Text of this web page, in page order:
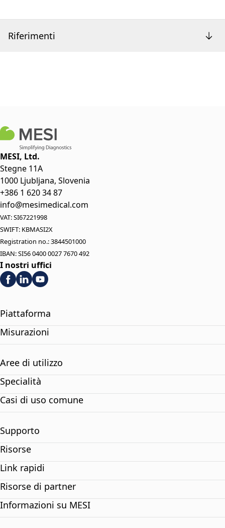
Riferimenti
MESI, Ltd.
Stegne 11A
1000 Ljubljana, Slovenia
+386 1 620 34 87
info@mesimedical.com
VAT: SI67221998
SWIFT: KBMASI2X
Registration no.: 3844501000
IBAN: SI56 0400 0027 7670 492
I nostri uffici
Piattaforma
Misurazioni
Aree di utilizzo
Specialità
Casi di uso comune
Supporto
Risorse
Link rapidi
Risorse di partner
Informazioni su MESI